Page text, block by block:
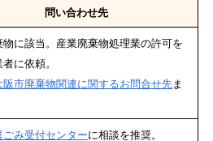
問い合わせ先
物に該当。産業廃棄物処理業の許可を
に依頼。
阪市廃棄物関連に関するお問合せ先ま
み受付センターに相談を推奨。